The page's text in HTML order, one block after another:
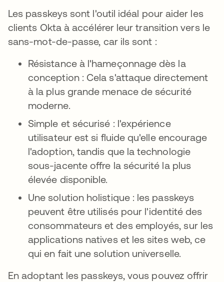
Les passkeys sont l'outil idéal pour aider les
clients Okta à accélérer leur transition vers le
sans-mot-de-passe, car ils sont :
Résistance à l'hameçonnage dès la
conception : Cela s'attaque directement
à la plus grande menace de sécurité
moderne.
Simple et sécurisé : l'expérience
utilisateur est si fluide qu'elle encourage
l'adoption, tandis que la technologie
sous-jacente offre la sécurité la plus
élevée disponible.
Une solution holistique : les passkeys
peuvent être utilisés pour l'identité des
consommateurs et des employés, sur les
applications natives et les sites web, ce
qui en fait une solution universelle.
En adoptant les passkeys, vous pouvez offrir